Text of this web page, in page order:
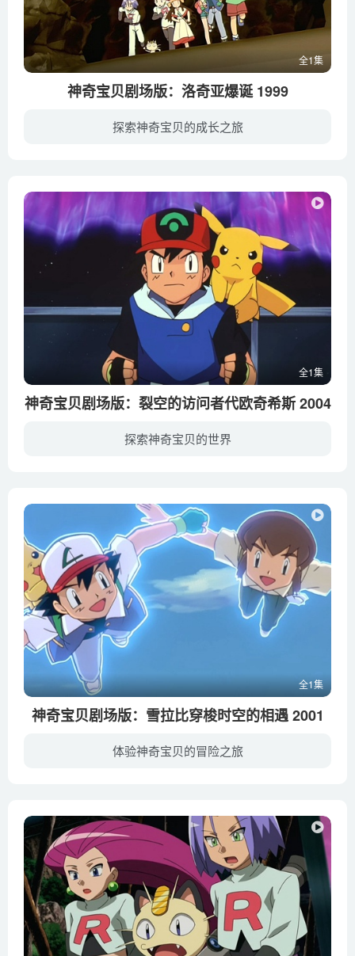
全1集
神奇宝贝剧场版：洛奇亚爆诞 1999
探索神奇宝贝的成长之旅
全1集
神奇宝贝剧场版：裂空的访问者代欧奇希斯 2004
探索神奇宝贝的世界
全1集
神奇宝贝剧场版：雪拉比穿梭时空的相遇 2001
体验神奇宝贝的冒险之旅